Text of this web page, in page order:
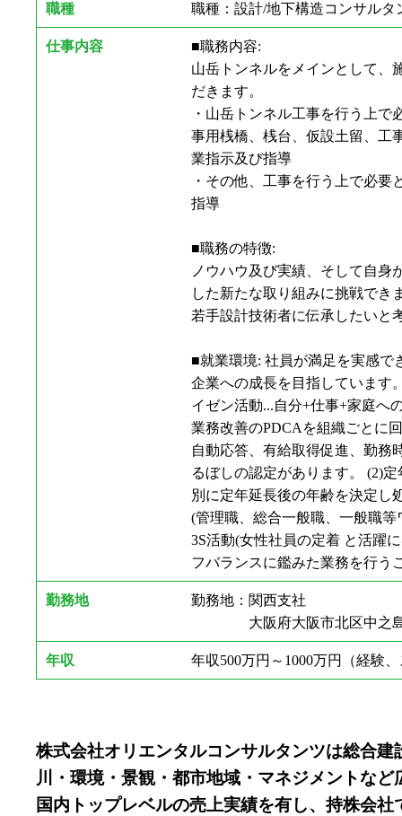
職種 職種：設計/地下構造コンサルタ
仕事内容
■職務内容:
山岳トンネルをメインとして、
だきます。
・山岳トンネル工事を行う上
事用桟橋、桟台、仮設土留、工
業指示及び指導
・その他、工事を行う上で必
指導
■職務の特徴:
ノウハウ及び実績、そして自身
した新たな取り組みに挑戦でき
若手設計技術者に伝承したいと
■就業環境: 社員が満足を実感で
企業への成長を目指しています
イゼン活動...自分+仕事+家庭へ
業務改善のPDCAを組織ごとに
自動応答、有給取得促進、勤務
るぼしの認定があります。 (2)
別に定年延長後の年齢を決定し
(管理職、総合一般職、一般職
3S活動(女性社員の定着 と活躍
フバランスに鑑みた業務を行う
勤務地
勤務地：関西支社
大阪府大阪市北区中之島3
年収 年収500万円～1000万円（経験
株式会社オリエンタルコンサルタンツは総合
川・環境・景観・都市地域・マネジメントな
国内トップレベルの売上実績を有し、持株会